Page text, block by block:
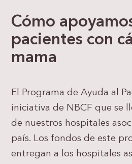
Cómo
pacientes con
mama
El Programa de Ayuda al
iniciativa de NBCF que se
de nuestros hospitales
país. Los fondos de este
entregan a los hospitales